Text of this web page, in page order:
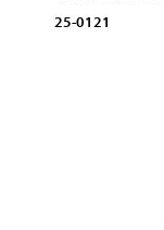
25-0121